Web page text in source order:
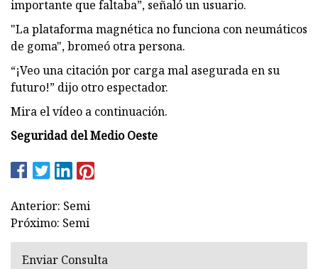
importante que faltaba”, señaló un usuario.
"La plataforma magnética no funciona con neumáticos
de goma", bromeó otra persona.
“¡Veo una citación por carga mal asegurada en su
futuro!” dijo otro espectador.
Mira el vídeo a continuación.
Seguridad del Medio Oeste
Anterior: Semi
Próximo: Semi
Enviar Consulta